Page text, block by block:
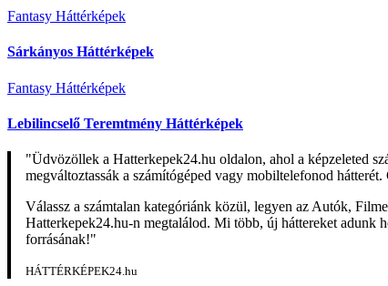
Fantasy Háttérképek
Sárkányos Háttérképek
Fantasy Háttérképek
Lebilincselő Teremtmény Háttérképek
"Üdvözöllek a Hatterkepek24.hu oldalon, ahol a képzeleted
megváltoztassák a számítógéped vagy mobiltelefonod
Válassz a számtalan kategóriánk közül, legyen az Autók,
Hatterkepek24.hu-n megtalálod. Mi több, új háttereket adunk
forrásának!"
HÁTTÉRKÉPEK24.hu